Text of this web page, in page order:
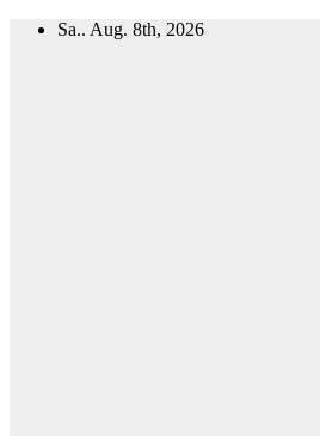
Zum
Sa.. Aug. 8th, 2026